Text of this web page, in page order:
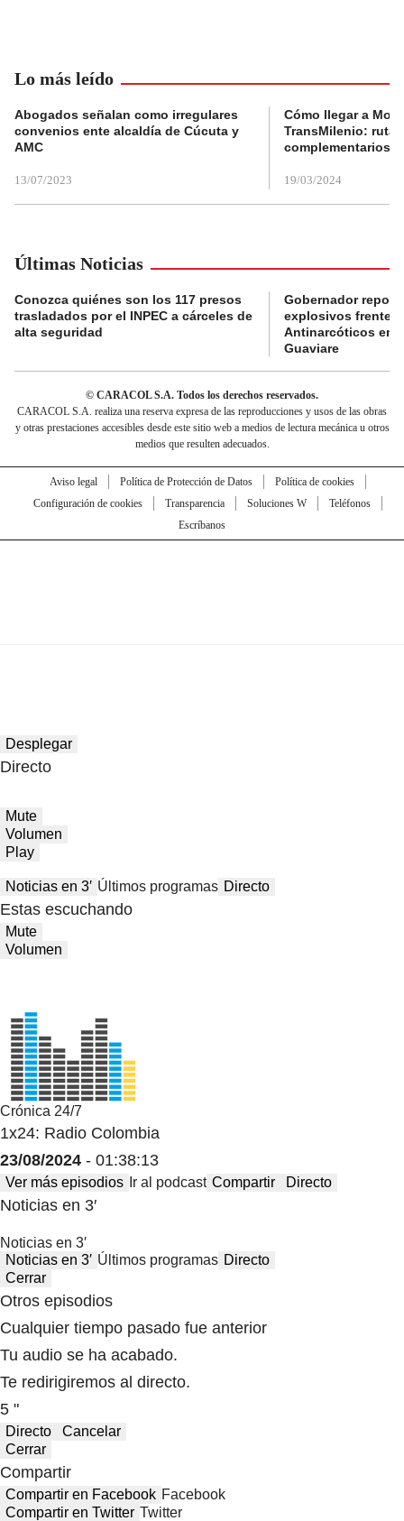
Lo más leído
Abogados señalan como irregulares
convenios ente alcaldía de Cúcuta y
AMC
13/07/2023
Cómo llegar a
TransMilenio:
complementarios
19/03/2024
Últimas Noticias
Conozca quiénes son los 117 presos
trasladados por el INPEC a cárceles de
alta seguridad
Gobernador
explosivos frente a
Antinarcóticos en
Guaviare
© CARACOL S.A. Todos los derechos reservados.
CARACOL S.A. realiza una reserva expresa de las reproducciones y usos de las obras
y otras prestaciones accesibles desde este sitio web a medios de lectura mecánica u otros
medios que resulten adecuados.
Aviso legal Política de Protección de Datos
Política de cookies
Configuración de cookies
Transparencia Soluciones W
Teléfonos
Escríbanos
Desplegar
Directo
Mute
Volumen
Play
Noticias en 3′ Últimos programas Directo
Estas escuchando
Mute
Volumen
Crónica 24/7
1x24: Radio Colombia
23/08/2024 - 01:38:13
Ver más episodios Ir al podcast Compartir Directo
Noticias en 3′
Noticias en 3′
Noticias en 3′ Últimos programas Directo
Cerrar
Otros episodios
Cualquier tiempo pasado fue anterior
Tu audio se ha acabado.
Te redirigiremos al directo.
5 "
Directo
Cancelar
Cerrar
Compartir
Compartir en Facebook Facebook
Compartir en Twitter Twitter